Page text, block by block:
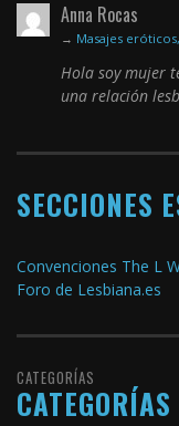
Anna Rocas
→ Masajes
Hola soy mujer
una relación
SECCIONES
Convenciones The L
Foro de Lesbiana.es
CATEGORÍAS